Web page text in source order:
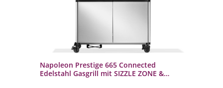
Napoleon Prestige 665 Connected
Edelstahl Gasgrill mit SIZZLE ZONE &